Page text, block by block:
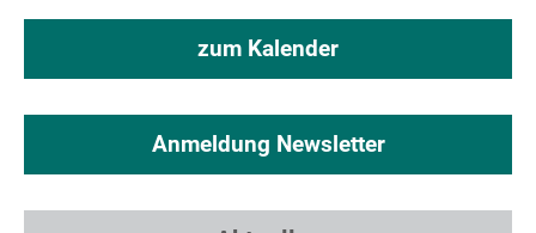
zum Kalender
Anmeldung Newsletter